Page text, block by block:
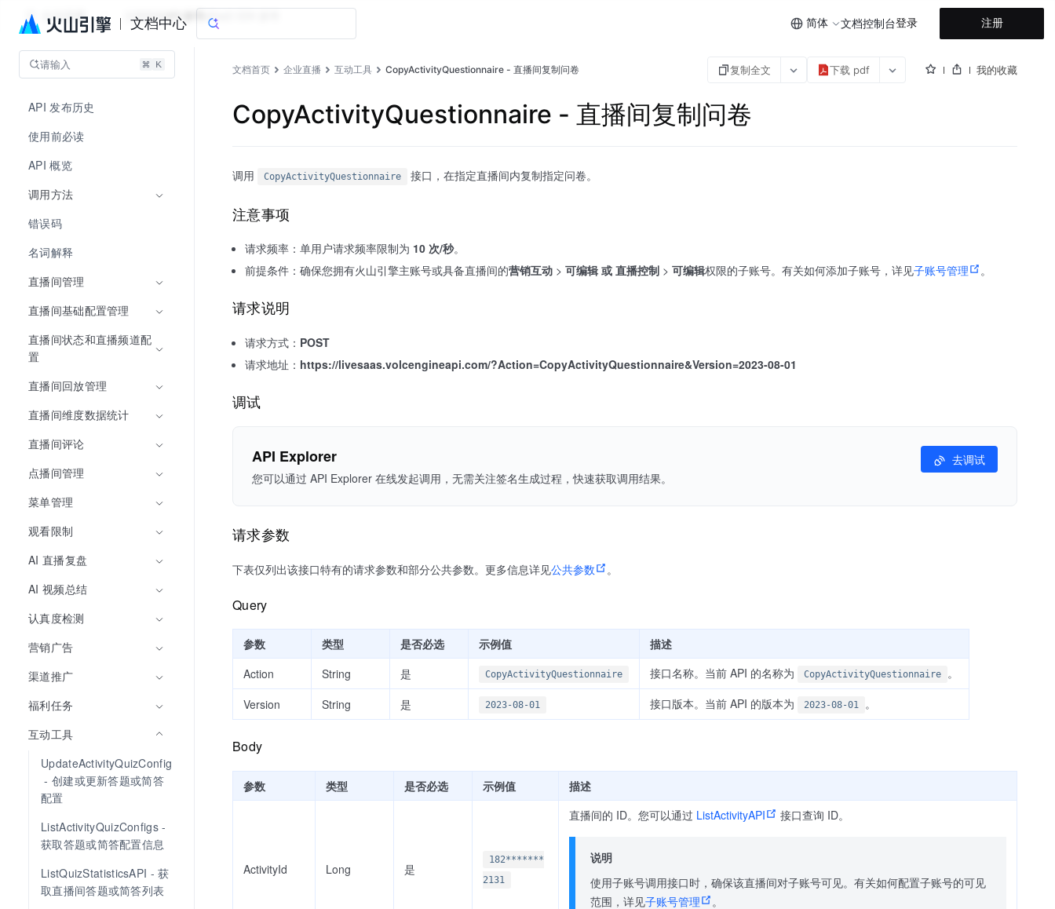
文档中心 简体 文档控制台登录 注册
企业直播 文档指南API 参考 aPaaS SDK 参考
请输入
API 发布历史
使用前必读
API 概览
调用方法
错误码
名词解释
直播间管理
直播间基础配置管理
直播间状态和直播频道配
置
直播间回放管理
直播间维度数据统计
直播间评论
点播间管理
菜单管理
观看限制
AI 直播复盘
AI 视频总结
认真度检测
营销广告
渠道推广
福利任务
互动工具
UpdateActivityQuizConfig
- 创建或更新答题或简答
配置
ListActivityQuizConfigs -
获取答题或简答配置信息
ListQuizStatisticsAPI - 获
取直播间答题或简答列表
文档首页 企业直播 互动工具 CopyActivityQuestionnaire - 直播间复制问卷 复制全文 下载 pdf 我的收藏
CopyActivityQuestionnaire - 直播间复制问卷
调用 CopyActivityQuestionnaire 接口，在指定直播间内复制指定问卷。
注意事项
请求频率：单用户请求频率限制为 10 次/秒。
前提条件：确保您拥有火山引擎主账号或具备直播间的营销互动 > 可编辑 或 直播控制 > 可编辑权限的子账号。有关如何添加子账号，详见子账号管理 。
请求说明
请求方式： POST
请求地址： https://livesaas.volcengineapi.com/?Action=CopyActivityQuestionnaire&Version=2023-08-01
调试
API Explorer
您可以通过 API Explorer 在线发起调用，无需关注签名生成过程，快速获取调用结果。
去调试
请求参数
下表仅列出该接口特有的请求参数和部分公共参数。更多信息详见公共参数 。
Query
参数 类型 是否必选 示例值
描述
Action
String 是 CopyActivityQuestionnaire 接口名称。当前 API 的名称为 CopyActivityQuestionnaire
。
Version
String 是 2023-08-01 接口版本。当前 API 的版本为 2023-08-01 。
Body
参数 类型 是否必选 示例值 描述
ActivityId Long 是
182*******
2131
直播间的 ID。您可以通过 ListActivityAPI 接口查询 ID。
说明
使用子账号调用接口时，确保该直播间对子账号可见。有关如何配置子账号的可见
范围，详见子账号管理 。